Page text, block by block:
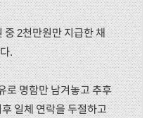
2천만원만 지급한 채
.
로 명함만 남겨놓고 추후
일체 연락을 두절하고